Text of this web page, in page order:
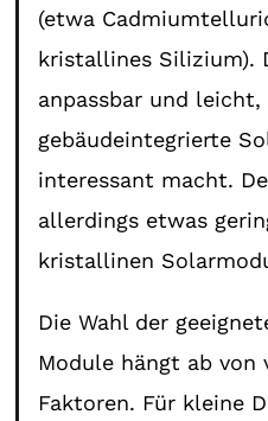
(etwa
kristallines Silizium).
anpassbar und
gebäudeintegrierte
interessant macht.
allerdings etwas
kristallinen
Die Wahl der
Module hängt ab von
Faktoren. Für kleine